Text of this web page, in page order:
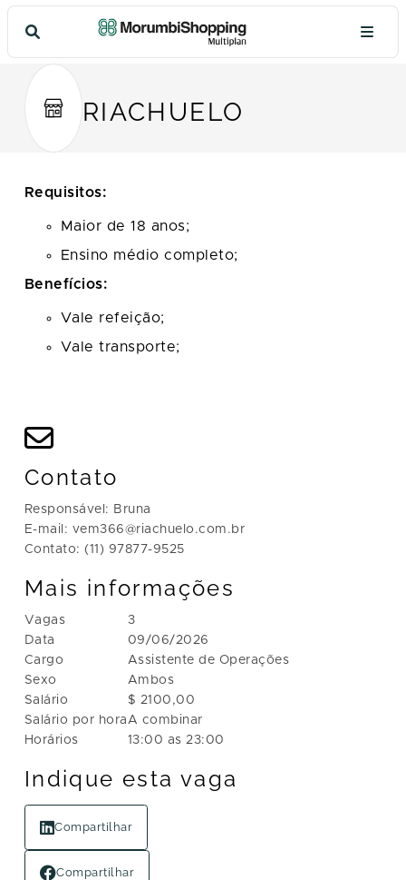
RIACHUELO
Contato
Responsável: Bruna
E-mail: vem366@riachuelo.com.br
Contato: (11) 97877-9525
Mais informações
Vagas
Data
Cargo
Sexo
Salário
Salário por hora
Horários
3
09/06/2026
Assistente de Operações
Ambos
$ 2100,00
A combinar
13:00 as 23:00
Indique esta vaga
Compartilhar
Compartilhar
Requisitos:
Maior de 18 anos;
Ensino médio completo;
Benefícios:
Vale refeição;
Vale transporte;